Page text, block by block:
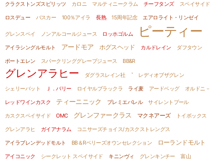
クラクストンズスピリッツ
カロニ マルティニークラム チーフタンズ
スペイサイド
ロスデュー
バスカー 100％アイラ 長熟 15周年記念 エアロライト・リンゼイ
グレンスペイ ノンアルコールジュース ロッホゴルム ピーティー
アイラシングルモルト アードモア ホグスヘッド カルドレイン
ダフタウン
ポートエレン
スパークリンググレープジュース BB&R
グレンアラヒー ダグラスレイン社 `
レディオブザグレン
シェリーバット
Ｊ．バリー ロイヤルブラックラ ライ麦 アードベッグ
オルドニ－
レッドワインカスク
ティーニニック プレミエバレル
サイレントプール
カスクスペイサイド
OMC グレンファークラス マクネアーズ
トイボックス
グレンアラヒ
ガイアナラム
コニサーズチョイス/カスクストレングス
アイラブレンデッドモルト
BB＆Rベリーズオウンセレクション ローランドモルト
アイコニック シークレット スペイサイド キニンヴィ グレンキンチー 富山